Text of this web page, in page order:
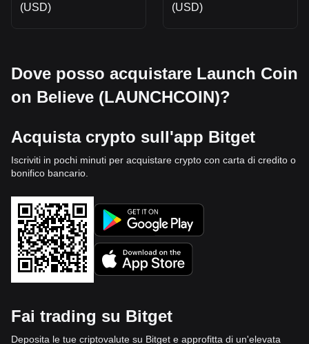
(USD)
(USD)
Dove posso acquistare Launch Coin
on Believe (LAUNCHCOIN)?
Acquista crypto sull'app Bitget
Iscriviti in pochi minuti per acquistare crypto con carta di credito o
bonifico bancario.
Fai trading su Bitget
Deposita le tue criptovalute su Bitget e approfitta di un'elevata